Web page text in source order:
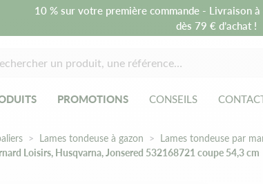
10 % sur votre première commande - Livraison
dès 79 € d’achat !
PROMOTIONS CONSEILS
Lames tondeuse à gazon
Lames tondeuse par
Loisirs, Husqvarna, Jonsered 532168721 coupe 54,3 cm